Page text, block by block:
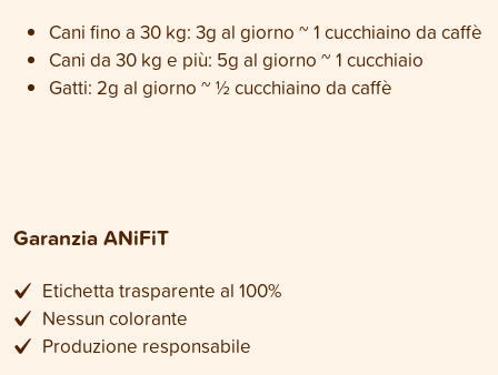
Cani fino a 30 kg: 3g al giorno ~ 1 cucchiaino da caffè
Cani da 30 kg e più: 5g al giorno ~ 1 cucchiaio
Gatti: 2g al giorno ~ ½ cucchiaino da caffè
Garanzia ANiFiT
Etichetta trasparente al 100%
Nessun colorante
Produzione responsabile